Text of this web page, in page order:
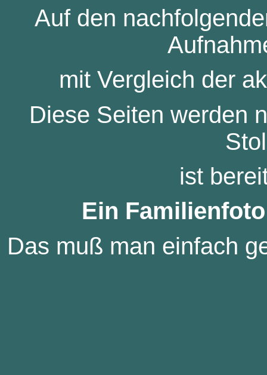
Auf den
mit Vergleich der
Diese Seiten werden
ist
Ein
Das muß man einfach